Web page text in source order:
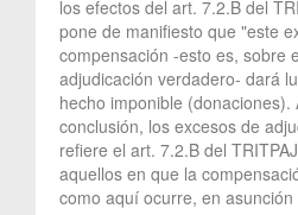
los efectos del art. 7.2.B del
pone de manifiesto que "este
compensación -esto es, sobre
adjudicación verdadero- dará
hecho imponible
conclusión, los excesos de
refiere el art. 7.2.B del
aquellos en que la
como aquí ocurre, en